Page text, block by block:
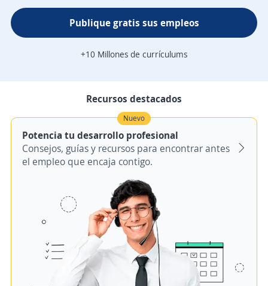
Publique gratis sus empleos
+10 Millones de currículums
Recursos destacados
Nuevo
Potencia tu desarrollo profesional
Consejos, guías y recursos para encontrar antes
el empleo que encaja contigo.